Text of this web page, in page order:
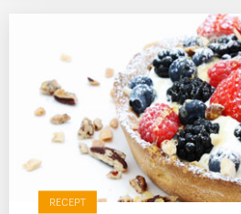
RECEPT